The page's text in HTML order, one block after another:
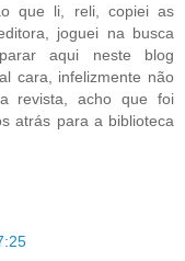
que li, reli, copiei as
joguei na busca
aqui neste blog
cara, infelizmente não
revista, acho que foi
atrás para a biblioteca